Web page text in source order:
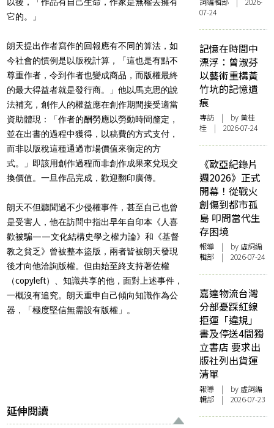
它的。」
朗天提出作者寫作的回報應有不同的算法，如
今社會的慣例是以版稅計算，「這也是有點不
尊重作者，令到作者也變成商品，而版權最終
的最大得益者就是發行商。」他以馬克思的說
法補充，創作人的權益應在創作期間接受適當
資助體現：「作者的酬勞應以勞動時間釐定，
並在出書的過程中獲得，以稿費的方式支付，
而非以版稅這種通過市場價值來衡定的方
式。」即該用創作過程而非創作成果來兌現交
換價值。一旦作品完成，歡迎翻印廣傳。
朗天不但聽聞過不少侵權事件，甚至自己也曾
是受害人，他在訪問中指出早年自印本《人喜
歡被騙——文化結構史學之權力論》和《基督
教之貧乏》曾被整本盜版，兩者皆被朗天發現
後才向他洽詢版權。但由始至終支持著佐權
（copyleft）、知識共享的他，面對上述事件，
一概沒有追究。朗天重申自己傾向知識作為公
器，「極度堅信無需設有版權」。
延伸閱讀
07-24
記憶在時間中
漂浮：曾淑芬
以藝術重構黃
竹坑的記憶遺
痕
專訪 | by 黃桂
桂 | 2026-07-24
《歐亞紀錄片
週2026》正式
開幕！從戰火
創傷到都市孤
島 叩問當代生
存困境
報導 | by 虛詞編
輯部 | 2026-07-24
嘉達物流台灣
分部憂踩紅線
拒運「違規」
書及停送4間獨
立書店 要求出
版社列出貨運
清單
報導 | by 虛詞編
輯部 | 2026-07-23